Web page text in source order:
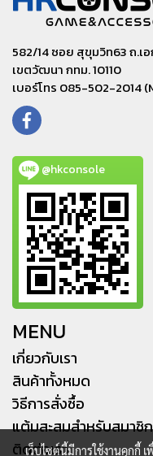
582/14 ซอย สุขุมวิท63 ถ.เ
เขตวัฒนา กทม. 10110
เบอร์โทร 085-502-2014
@hkconsole
MENU
เกี่ยวกับเรา
สินค้าทั้งหมด
วิธีการสั่งซื้อ
แต้มสะสมสำหรับสมาชิก
ติดต่อเรา
เว็บไซต์นี้มีการใช้งานคุกกี้